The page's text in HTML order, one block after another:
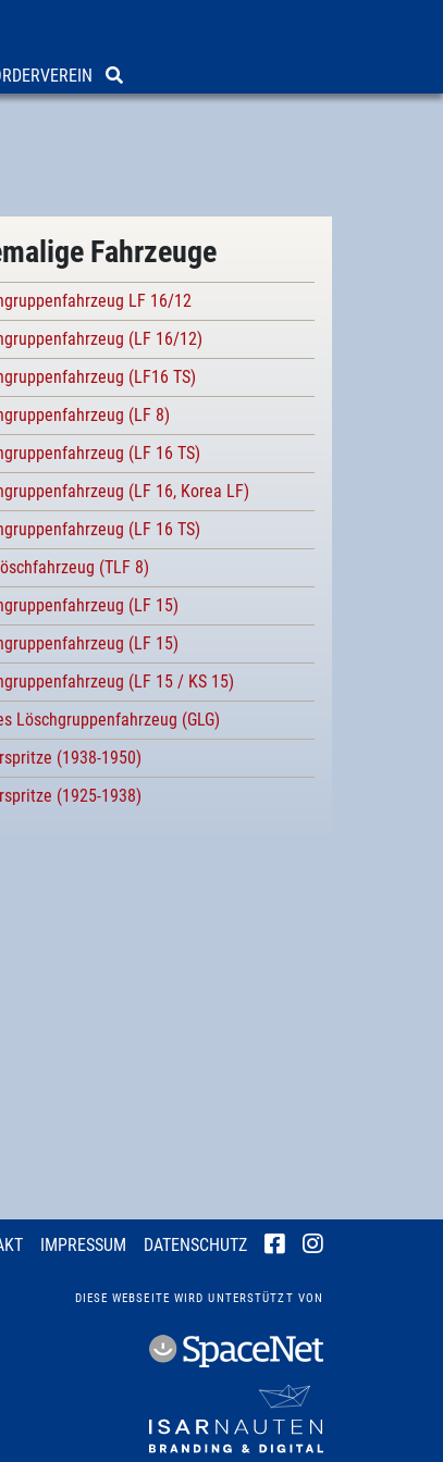
Fahrzeuge
LF 16/12
(LF 16/12)
(LF16 TS)
(LF 8)
(LF 16 TS)
(LF 16, Korea LF)
(LF 16 TS)
(TLF 8)
(LF 15)
(LF 15)
(LF 15 / KS 15)
Löschgruppenfahrzeug (GLG)
(1938-1950)
(1925-1938)
IMPRESSUM DATENSCHUTZ
DIESE WEBSEITE WIRD UNTERSTÜTZT VON